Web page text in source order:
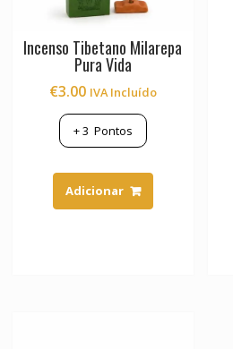
Incenso Tibetano Milarepa
Pura Vida
€3.00 IVA Incluído
+3 Pontos
Adicionar